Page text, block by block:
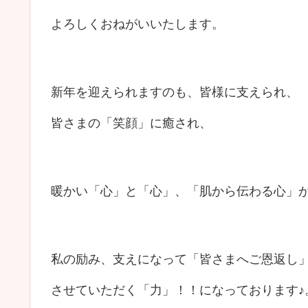
よろしくおねがいいたします。
新年を迎えられますのも、皆様に支えられ、
皆さまの「笑顔」に癒され、
暖かい「心」と「心」、「肌から伝わる心」
私の励み、支えになって「皆さまへご恩返し
させていただく「力」！！になっております♪